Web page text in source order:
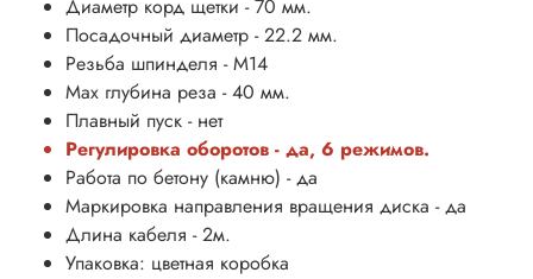
Диаметр корд щетки - 70 мм.
Посадочный диаметр - 22.2 мм.
Резьба шпинделя - М14
Max глубина реза - 40 мм.
Плавный пуск - нет
Регулировка оборотов - да, 6 режимов.
Работа по бетону (камню) - да
Маркировка направления вращения диска - да
Длина кабеля - 2м.
Упаковка: цветная коробка